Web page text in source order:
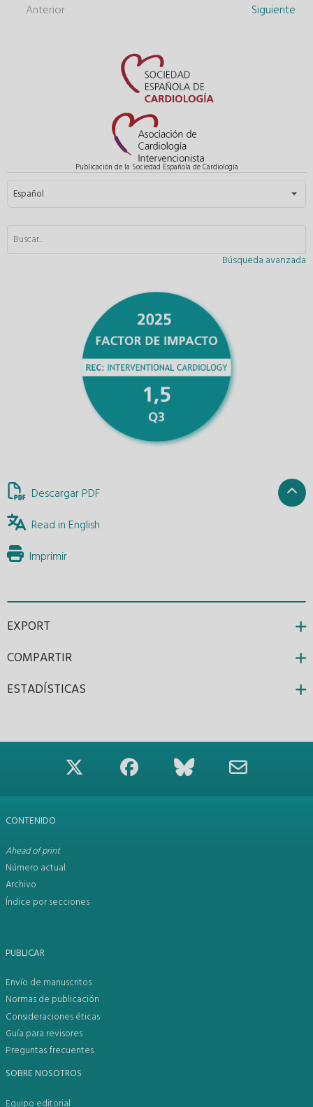
Anterior Siguiente
Publicación de la Sociedad Española de Cardiología
Seleccione su idioma
Español
Búsqueda avanzada
Descargar PDF
Read in English
Imprimir
EXPORT
COMPARTIR
ESTADÍSTICAS
CONTENIDO
Ahead of print
Número actual
Archivo
Índice por secciones
PUBLICAR
Envío de manuscritos
Normas de publicación
Consideraciones éticas
Guía para revisores
Preguntas frecuentes
SOBRE NOSOTROS
Equipo editorial